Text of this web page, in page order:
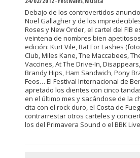
Debajo de los controvertidos
Noel Gallagher y de los
Roses y New Order, el cartel del FIB
veintena de nombres bien
edición: Kurt Vile, Bat For Lashes
Club, Miles Kane, The Maccabees,
Vaccines, At The Drive-In,
Brandy Hips, Ham Sandwich, Pony
Feos… El Festival Internacional de
apretado los dientes con cinco
en el último mes y sacándose de la
cita con el rock duro, el Costa de
contrarrestar otros carteles y
los del Primavera Sound o el BBK